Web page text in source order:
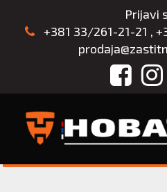
Prijavi
+381 33/261-21-21 ,